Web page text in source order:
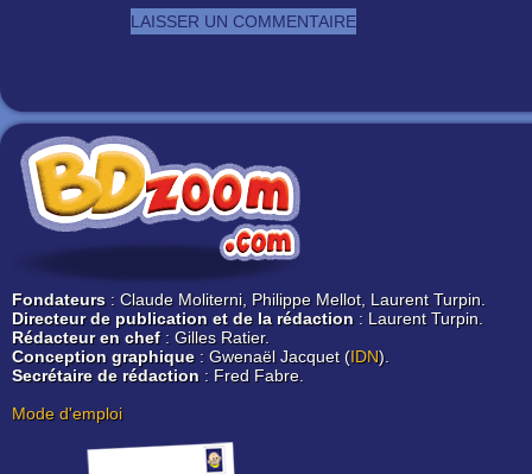
Fondateurs : Claude Moliterni, Philippe Mellot, Laurent Turpin.
Directeur de publication et de la rédaction : Laurent Turpin.
Rédacteur en chef: Gilles Ratier.
Conception graphique: Gwenaël Jacquet (IDN).
Secrétaire de rédaction : Fred Fabre.
Mode d'emploi